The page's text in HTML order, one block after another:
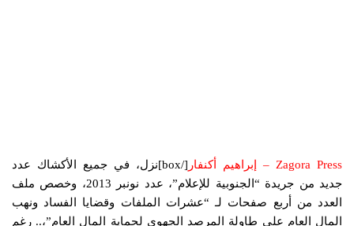
Zagora Press – إبراهيم أكنفار
[/box]نزل، في جميع الأكشاك عدد
جديد من جريدة “الجنوبية للإعلام”، عدد نونبر 2013، وخصص ملف
العدد من أربع صفحات لـ “عشرات الملفات وقضايا الفساد ونهب
المال العام على طاولة المرصد الجهوي لحماية المال العام”،.. رغم